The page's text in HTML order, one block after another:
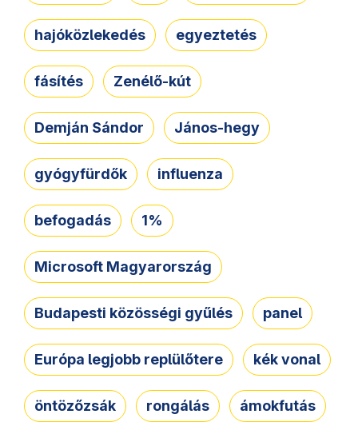
hajóközlekedés egyeztetés
fásítés Zenélő-kút
Demján Sándor János-hegy
gyógyfürdők influenza
befogadás 1%
Microsoft Magyarország
Budapesti közösségi gyűlés panel
Európa legjobb replülőtere kék vonal
öntözőzsák rongálás ámokfutás